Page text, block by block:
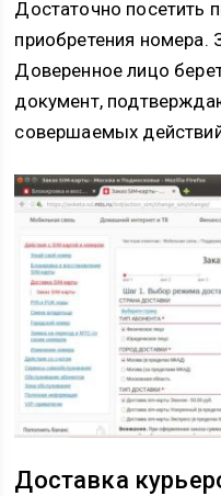
Достаточно посетить
приобретения номера.
Доверенное лицо
документ,
совершаемых
Доставка